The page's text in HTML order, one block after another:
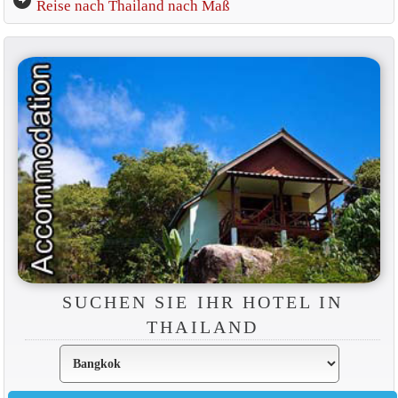
Reise nach Thailand nach Maß
SUCHEN SIE IHR HOTEL IN
THAILAND